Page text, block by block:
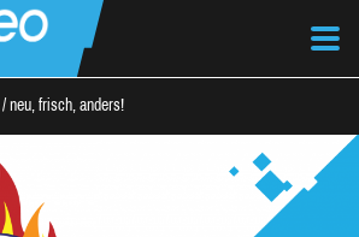
/ neu, frisch, anders!